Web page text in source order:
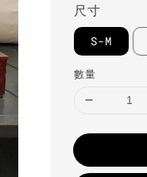
尺寸
S-M
數量